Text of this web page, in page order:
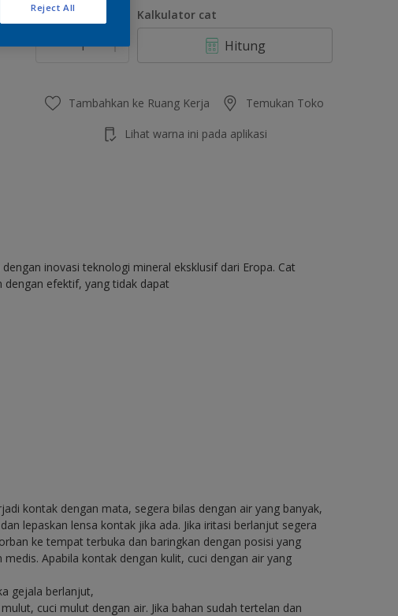
Jumlah Kalkulator cat
Hitung
Tambahkan ke Ruang Kerja Temukan Toko
Lihat warna ini pada aplikasi
inovasi teknologi mineral eksklusif dari Eropa. Cat
efektif, yang tidak dapat
kontak dengan mata, segera bilas dengan air yang banyak,
lepaskan lensa kontak jika ada. Jika iritasi berlanjut segera
ke tempat terbuka dan baringkan dengan posisi yang
Apabila kontak dengan kulit, cuci dengan air yang
gejala berlanjut,
cuci mulut dengan air. Jika bahan sudah tertelan dan
Reject All